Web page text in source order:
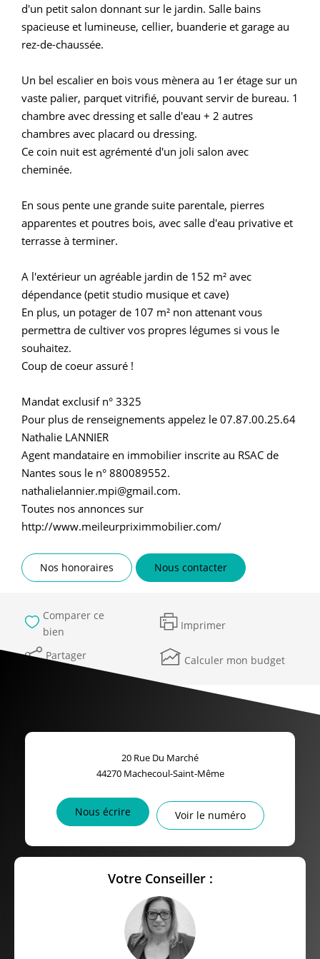
d'un petit salon donnant sur le jardin. Salle bains
spacieuse et lumineuse, cellier, buanderie et garage au
rez-de-chaussée.
Un bel escalier en bois vous mènera au 1er étage sur un
vaste palier, parquet vitrifié, pouvant servir de bureau. 1
chambre avec dressing et salle d'eau + 2 autres
chambres avec placard ou dressing.
Ce coin nuit est agrémenté d'un joli salon avec
cheminée.
En sous pente une grande suite parentale, pierres
apparentes et poutres bois, avec salle d'eau privative et
terrasse à terminer.
A l'extérieur un agréable jardin de 152 m² avec
dépendance (petit studio musique et cave)
En plus, un potager de 107 m² non attenant vous
permettra de cultiver vos propres légumes si vous le
souhaitez.
Coup de coeur assuré !
Mandat exclusif n° 3325
Pour plus de renseignements appelez le 07.87.00.25.64
Nathalie LANNIER
Agent mandataire en immobilier inscrite au RSAC de
Nantes sous le n° 880089552.
nathalielannier.mpi@gmail.com.
Toutes nos annonces sur
http://www.meileurpriximmobilier.com/
Nos honoraires Nous contacter
Comparer ce
bien
Imprimer
Partager Calculer mon budget
20 Rue Du Marché
44270 Machecoul-Saint-Même
Nous écrire Voir le numéro
Votre Conseiller :